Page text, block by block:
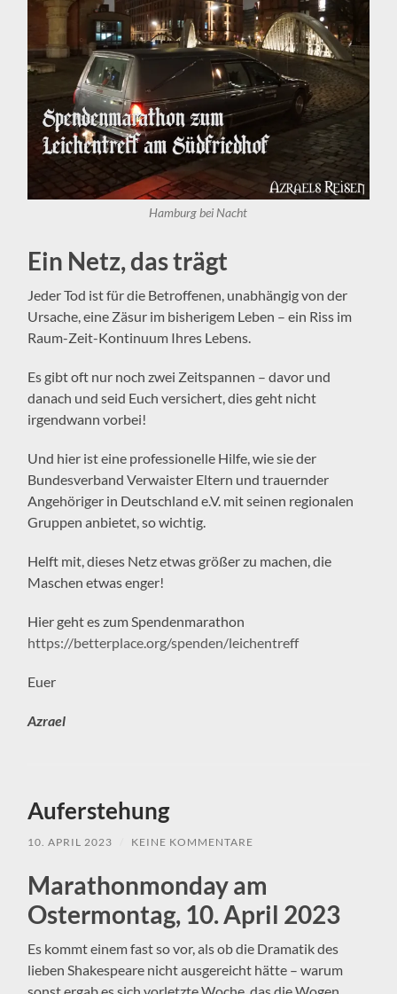
Hamburg bei Nacht
Ein Netz, das trägt
Jeder Tod ist für die Betroffenen, unabhängig von der
Ursache, eine Zäsur im bisherigem Leben – ein Riss im
Raum-Zeit-Kontinuum Ihres Lebens.
Es gibt oft nur noch zwei Zeitspannen – davor und
danach und seid Euch versichert, dies geht nicht
irgendwann vorbei!
Und hier ist eine professionelle Hilfe, wie sie der
Bundesverband Verwaister Eltern und trauernder
Angehöriger in Deutschland e.V. mit seinen regionalen
Gruppen anbietet, so wichtig.
Helft mit, dieses Netz etwas größer zu machen, die
Maschen etwas enger!
Hier geht es zum Spendenmarathon
https://betterplace.org/spenden/leichentreff
Euer
Azrael
Auferstehung
10. APRIL 2023 KEINE KOMMENTARE
Marathonmonday am
Ostermontag, 10. April 2023
Es kommt einem fast so vor, als ob die Dramatik des
lieben Shakespeare nicht ausgereicht hätte – warum